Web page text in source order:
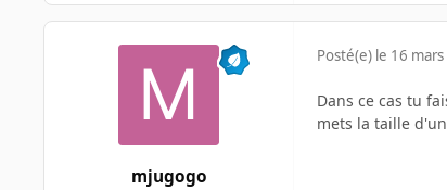
mjugogo
Posté(e) le 16
Dans ce cas tu
mets la taille